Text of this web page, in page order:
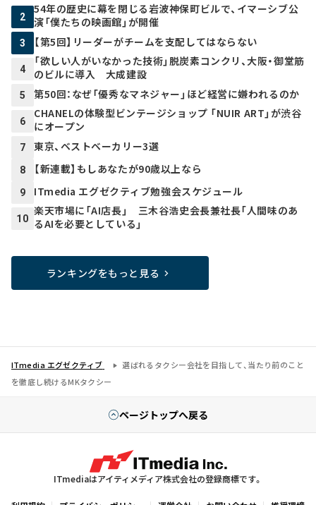
2
54年の歴史に幕を閉じる岩波神保町ビルで、イマーシブ公
演「僕たちの映画館」が開催
3 【第5回】リーダーがチームを支配してはならない
4
「欲しい人がいなかった技術」脱炭素コンクリ、大阪・御堂筋
のビルに導入 大成建設
5 第50回：なぜ「優秀なマネジャー」ほど経営に嫌われるのか
6
CHANELの体験型ビンテージショップ 「NUIR ART」が渋谷
にオープン
7 東京、ベストベーカリー3選
8 【新連載】もしあなたが90歳以上なら
9 ITmedia エグゼクティブ勉強会スケジュール
10
楽天市場に「AI店長」 三木谷浩史会長兼社長「人間味のあ
るAIを必要としている」
ランキングをもっと見る
ITmedia エグゼクティブ
選ばれるタクシー会社を目指して、当たり前のこと
を徹底し続けるMKタクシー
ページトップへ戻る
ITmediaはアイティメディア株式会社の登録商標です。